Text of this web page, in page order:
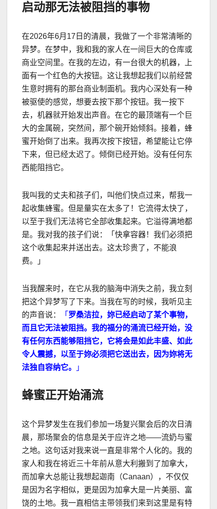
启动那无法被阻挡的事物
在2026年6月 17 日的清晨，我做了一个非常清晰的
异梦。在梦中，我和我的家人在一间巨大的仓库或
商业空间里。在我的左边，有一台很大的机器，上
面有一个红色的大按钮。这让我想起我们以前经营
生意时拥有的那台商业制面机。我内心深处有一种
被驱使的感觉，想要去按下那个按钮。我一按下
去，机器就开始发出声音。在它的最顶端有一个巨
大的金属碗，突然间，那个碗开始倾斜。接着，蜂
蜜开始倒了出来。我再次按下按钮，希望能让它停
下来，但已经太迟了。倾倒已经开始。没有任何东
西能阻挡它。
我叫我的丈夫和孩子们，叫他们快点过来，帮我一
起收集蜂蜜。但是量实在太多了！它流得太快了，
以至于我们无法将它全部收集起来。它溢得满地都
是。我对我的孩子们说：「快拿容器！我们必须把
这个收集起来并送出去。这太珍贵了，不能浪
费。」
当我醒来时，在它从我的脑海中消失之前，我立刻
把这个异梦写了下来。当我在写的时候，我听见主
的声音说：
「 罗桑洁拉，妳已经启动了某个事物，
而且它无法被阻挡。我的福分的涌流已经开始，没
有任何东西能够阻挡它，它将会是如此丰盛、如此
令人震撼，以至于妳必须把它送出去，因为妳将无
法独自容纳它。
」
蜂蜜正开始涌流
这个异梦发生在我们参加一场复兴聚会后的次日清
晨，那场聚会的信息是关于应许之地——流奶与蜜
之地。这句话对我来说一直是非常个人化的。我的
家人和我在将近三十年前从意大利搬到了加拿大，
而加拿大总能让我想起迦南（Canaan），不仅仅
是因为名字相似，更是因为加拿大是一片美丽、富
饶的土地。我一直相信主带领我们来到这里是有特